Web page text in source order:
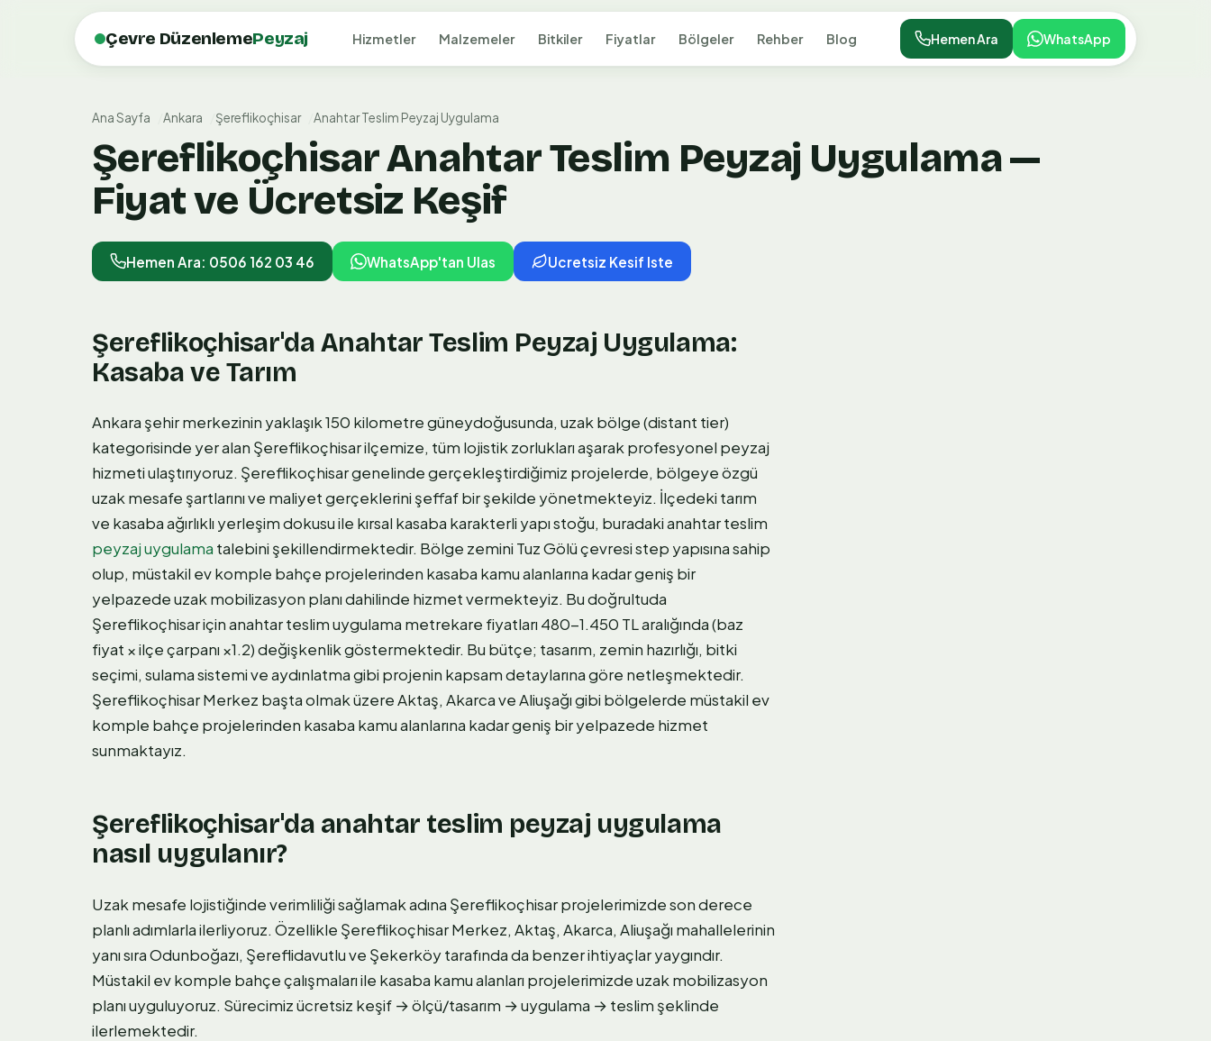
Çevre DüzenlemePeyzaj Hizmetler Malzemeler Bitkiler Fiyatlar Bölgeler Rehber Blog Hemen Ara WhatsApp
Ana Sayfa Ankara Şereflikoçhisar Anahtar Teslim Peyzaj Uygulama
Şereflikoçhisar Anahtar Teslim Peyzaj Uygulama —
Fiyat ve Ücretsiz Keşif
Hemen Ara: 0506 162 03 46 WhatsApp'tan Ulas Ucretsiz Kesif Iste
Şereflikoçhisar'da Anahtar Teslim Peyzaj Uygulama:
Kasaba ve Tarım
Ankara şehir merkezinin yaklaşık 150 kilometre güneydoğusunda, uzak bölge (distant tier)
kategorisinde yer alan Şereflikoçhisar ilçemize, tüm lojistik zorlukları aşarak profesyonel peyzaj
hizmeti ulaştırıyoruz. Şereflikoçhisar genelinde gerçekleştirdiğimiz projelerde, bölgeye özgü
uzak mesafe şartlarını ve maliyet gerçeklerini şeffaf bir şekilde yönetmekteyiz. İlçedeki tarım
ve kasaba ağırlıklı yerleşim dokusu ile kırsal kasaba karakterli yapı stoğu, buradaki anahtar teslim
peyzaj uygulama talebini şekillendirmektedir. Bölge zemini Tuz Gölü çevresi step yapısına sahip
olup, müstakil ev komple bahçe projelerinden kasaba kamu alanlarına kadar geniş bir
yelpazede uzak mobilizasyon planı dahilinde hizmet vermekteyiz. Bu doğrultuda
Şereflikoçhisar için anahtar teslim uygulama metrekare fiyatları 480-1.450 TL aralığında (baz
fiyat × ilçe çarpanı ×1.2) değişkenlik göstermektedir. Bu bütçe; tasarım, zemin hazırlığı, bitki
seçimi, sulama sistemi ve aydınlatma gibi projenin kapsam detaylarına göre netleşmektedir.
Şereflikoçhisar Merkez başta olmak üzere Aktaş, Akarca ve Aliuşağı gibi bölgelerde müstakil ev
komple bahçe projelerinden kasaba kamu alanlarına kadar geniş bir yelpazede hizmet
sunmaktayız.
Şereflikoçhisar'da anahtar teslim peyzaj uygulama
nasıl uygulanır?
Uzak mesafe lojistiğinde verimliliği sağlamak adına Şereflikoçhisar projelerimizde son derece
planlı adımlarla ilerliyoruz. Özellikle Şereflikoçhisar Merkez, Aktaş, Akarca, Aliuşağı mahallelerinin
yanı sıra Odunboğazı, Şereflidavutlu ve Şekerköy tarafında da benzer ihtiyaçlar yaygındır.
Müstakil ev komple bahçe çalışmaları ile kasaba kamu alanları projelerimizde uzak mobilizasyon
planı uyguluyoruz. Sürecimiz ücretsiz keşif → ölçü/tasarım → uygulama → teslim şeklinde
ilerlemektedir.